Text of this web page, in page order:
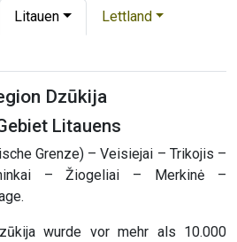
Litauen Lettland
Dzūkija
Litauens
Grenze) – Veisiejai – Trikojis –
– Žiogeliai – Merkinė –
wurde vor mehr als 10.000